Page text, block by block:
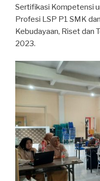
Sertifikasi Kompetensi
Profesi LSP P1 SMK
Kebudayaan, Riset dan
2023.